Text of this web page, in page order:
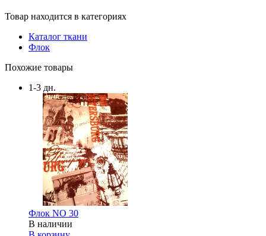
Товар находится в категориях
Каталог ткани
Флок
Похожие товары
1-3 дн.
Флок NO 30
В наличии